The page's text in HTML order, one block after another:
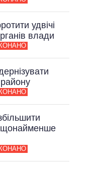
удвічі
влади
щонайменше